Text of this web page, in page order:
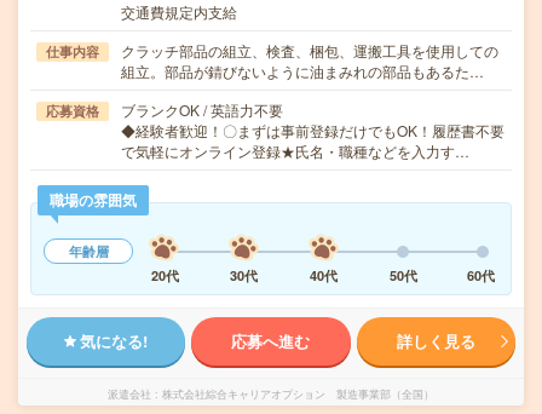
交通費規定内支給
仕事内容
クラッチ部品の組立、検査、梱包、運搬工具を使用しての
組立。部品が錆びないように油まみれの部品もあるた…
応募資格
ブランクOK / 英語力不要
◆経験者歓迎！〇まずは事前登録だけでもOK！履歴書不要
で気軽にオンライン登録★氏名・職種などを入力す…
職場の雰囲気
年齢層
20代
30代 40代 50代 60代
気になる! 応募へ進む 詳しく見る
派遣会社 株式会社綜合キャリアオプション 製造事業部（全国）